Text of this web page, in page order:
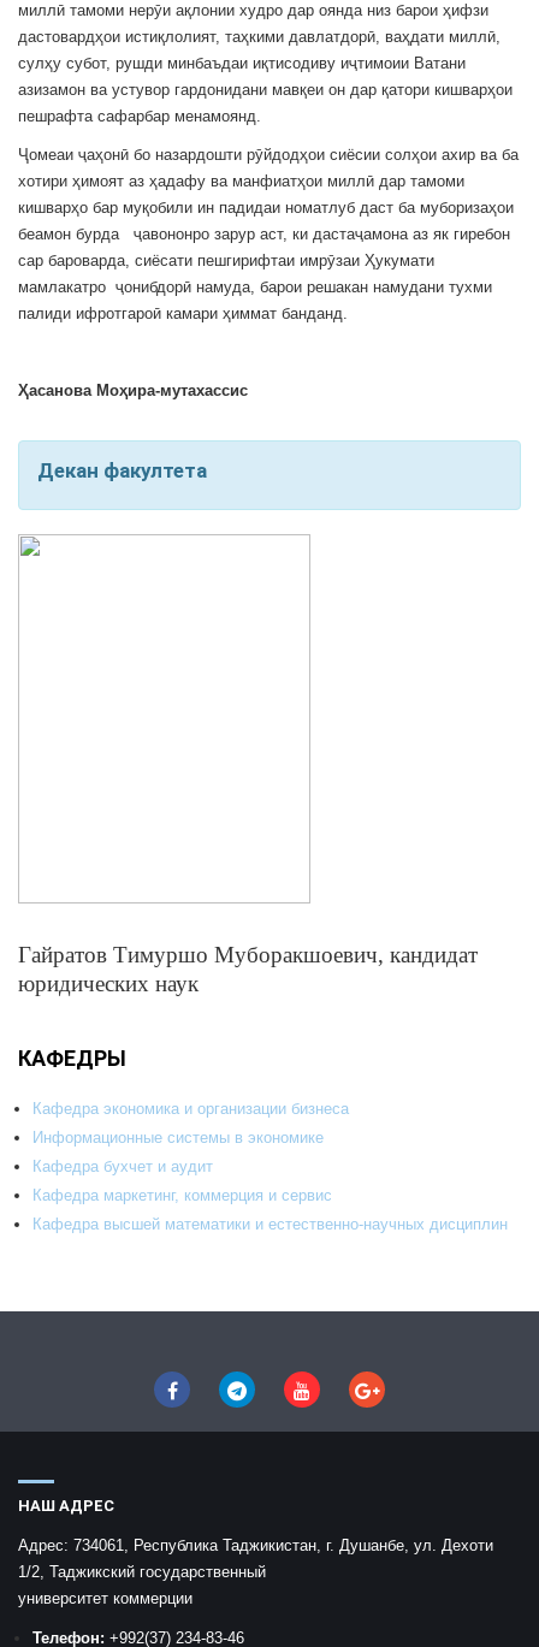
миллӣ тамоми нерӯи ақлонии худро дар оянда низ барои ҳифзи
дастовардҳои истиқлолият, таҳкими давлатдорӣ, ваҳдати миллӣ,
сулҳу субот, рушди минбаъдаи иқтисодиву иҷтимоии Ватани
азизамон ва устувор гардонидани мавқеи он дар қатори кишварҳои
пешрафта сафарбар менамоянд.
Ҷомеаи ҷаҳонӣ бо назардошти рӯйдодҳои сиёсии солҳои ахир ва ба
хотири ҳимоят аз ҳадафу ва манфиатҳои миллӣ дар тамоми
кишварҳо бар муқобили ин падидаи номатлуб даст ба муборизаҳои
беамон бурда ҷавононро зарур аст, ки дастаҷамона аз як гиребон
сар бароварда, сиёсати пешгирифтаи имрӯзаи Ҳукумати
мамлакатро ҷонибдорӣ намуда, барои решакан намудани тухми
палиди ифротгароӣ камари ҳиммат банданд.
Ҳасанова Моҳира-мутахассис
Декан факултета
Гайратов Тимуршо Муборакшоевич, кандидат
юридических наук
КАФЕДРЫ
Кафедра экономика и организации бизнеса
Информационные системы в экономике
Кафедра бухчет и аудит
Кафедра маркетинг, коммерция и сервис
Кафедра высшей математики и естественно-научных дисциплин
НАШ АДРЕС
Адрес: 734061, Республика Таджикистан, г. Душанбе, ул. Дехоти
1/2, Таджикский государственный
университет коммерции
Телефон: +992(37) 234-83-46